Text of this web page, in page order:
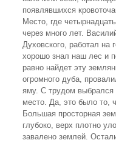
появлявшихся
Место, где
через много лет.
Духовского, работал на
хорошо знал наш лес и
равно найдет эту
огромного дуба,
яму. С трудом выбрался
место. Да, это было то,
Большая просторная
глубоко, верх плотно
завалено землей.